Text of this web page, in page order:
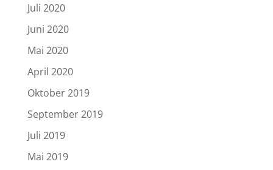
Juli 2020
Juni 2020
Mai 2020
April 2020
Oktober 2019
September 2019
Juli 2019
Mai 2019